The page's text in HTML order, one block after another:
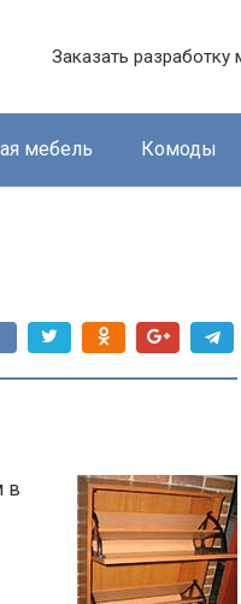
Заказать разработку
мебель Комоды
в